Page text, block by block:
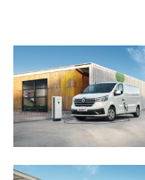
FOTO’S & VIDEO’S
IN DE MEDIA
CONTACT